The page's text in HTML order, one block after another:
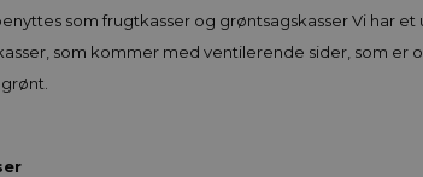
som frugtkasser og grøntsagskasser Vi har et
som kommer med ventilerende sider, som er